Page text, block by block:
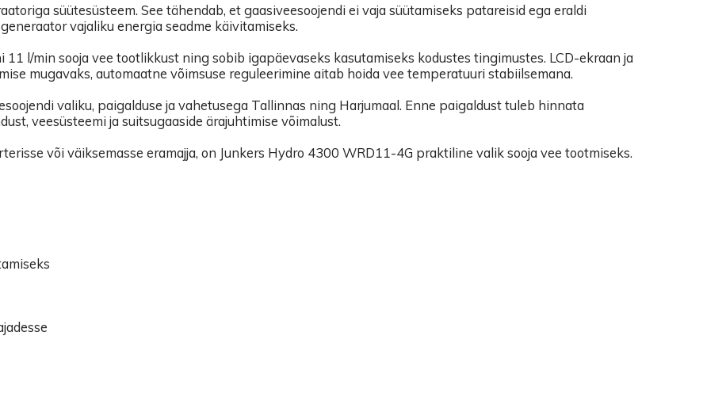
süütesüsteem. See tähendab, et gaasiveesoojendi ei vaja süütamiseks patareisid ega eraldi
vajaliku energia seadme käivitamiseks.
l/min sooja vee tootlikkust ning sobib igapäevaseks kasutamiseks kodustes tingimustes. LCD-ekraan ja
mugavaks, automaatne võimsuse reguleerimine aitab hoida vee temperatuuri stabiilsemana.
valiku, paigalduse ja vahetusega Tallinnas ning Harjumaal. Enne paigaldust tuleb hinnata
veesüsteemi ja suitsugaaside ärajuhtimise võimalust.
või väiksemasse eramajja, on Junkers Hydro 4300 WRD11-4G praktiline valik sooja vee tootmiseks.